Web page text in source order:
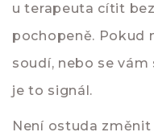
u terapeuta cítit
pochopeně. Pokud
soudí, nebo se
je to signál.
Není ostuda